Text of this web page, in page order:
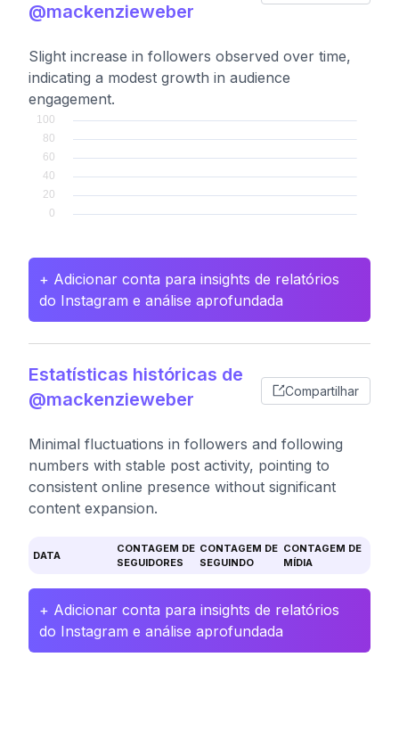
@mackenzieweber
Slight increase in followers observed over time,
indicating a modest growth in audience
engagement.
+ Adicionar conta para insights de relatórios
do Instagram e análise aprofundada
Estatísticas históricas de
@mackenzieweber
Compartilhar
Minimal fluctuations in followers and following
numbers with stable post activity, pointing to
consistent online presence without significant
content expansion.
DATA
CONTAGEM DE
SEGUIDORES
CONTAGEM DE
SEGUINDO
CONTAGEM DE
MÍDIA
+ Adicionar conta para insights de relatórios
do Instagram e análise aprofundada